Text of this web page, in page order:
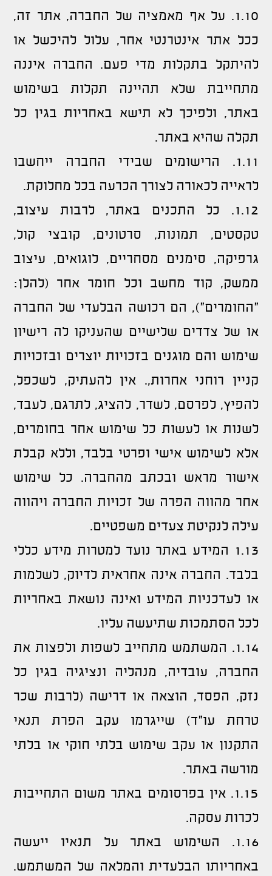
1.10. על אף מאמציה של החברה, אתר זה,
ככל אתר אינטרנטי אחר, עלול להיכשל או
להיתקל בתקלות מדי פעם. החברה איננה
מתחייבת שלא תהיינה תקלות בשימוש
באתר, ולפיכך לא תישא באחריות בגין כל
תקלה שהיא באתר.
1.11. הרישומים שבידי החברה ייחשבו
לראייה לכאורה לצורך הכרעה בכל מחלוקת.
1.12. כל התכנים באתר, לרבות עיצוב,
טקסטים, תמונות, סרטונים, קובצי קול,
גרפיקה, סימנים מסחריים, לוגואים, עיצוב
ממשק, קוד מחשב וכל חומר אחר (להלן:
"החומרים"), הם רכושה הבלעדי של החברה
או של צדדים שלישיים שהעניקו לה רישיון
שימוש והם מוגנים בזכויות יוצרים ובזכויות
קניין רוחני אחרות,. אין להעתיק, לשכפל,
להפיץ, לפרסם, לשדר, להציג, לתרגם, לעבד,
לשנות או לעשות כל שימוש אחר בחומרים,
אלא לשימוש אישי ופרטי בלבד, וללא קבלת
אישור מראש ובכתב מהחברה. כל שימוש
אחר מהווה הפרה של זכויות החברה ויהווה
עילה לנקיטת צעדים משפטיים.
1.13 המידע באתר נועד למטרות מידע כללי
בלבד. החברה אינה אחראית לדיוק, לשלמות
או לעדכניות המידע ואינה נושאת באחריות
לכל הסתמכות שתיעשה עליו.
1.14. המשתמש מתחייב לשפות ולפצות את
החברה, עובדיה, מנהליה ונציגיה בגין כל
נזק, הפסד, הוצאה או דרישה (לרבות שכר
טרחת עו"ד) שייגרמו עקב הפרת תנאי
התקנון או עקב שימוש בלתי חוקי או בלתי
מורשה באתר.
1.15. אין בפרסומים באתר משום התחייבות
לכרות עסקה.
1.16. השימוש באתר על תנאיו ייעשה
באחריותו הבלעדית והמלאה של המשתמש.